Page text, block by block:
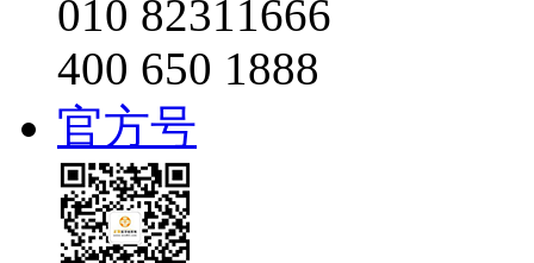
010 82311666
400 650 1888
官方号